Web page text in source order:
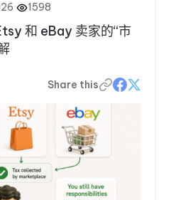
· 1598
和 eBay 卖家的“市
Share this